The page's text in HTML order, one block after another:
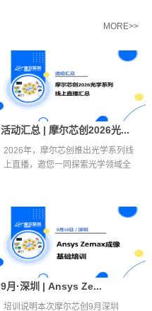
MORE>>
活动汇总 | 摩尔芯创2026光...
2026年，摩尔芯创推出光学系列线
上直播，邀您一同探索光学领域全
9月·深圳 | Ansys Ze...
培训说明本次摩尔芯创9月深圳